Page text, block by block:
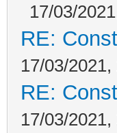
17/03/
RE:
17/03/
RE:
17/03/